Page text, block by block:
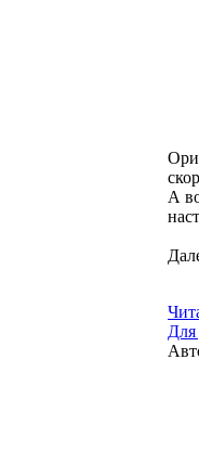
А
Для